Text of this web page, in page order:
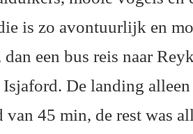
is zo avontuurlijk en
een bus reis naar
De landing
van 45 min, de rest was